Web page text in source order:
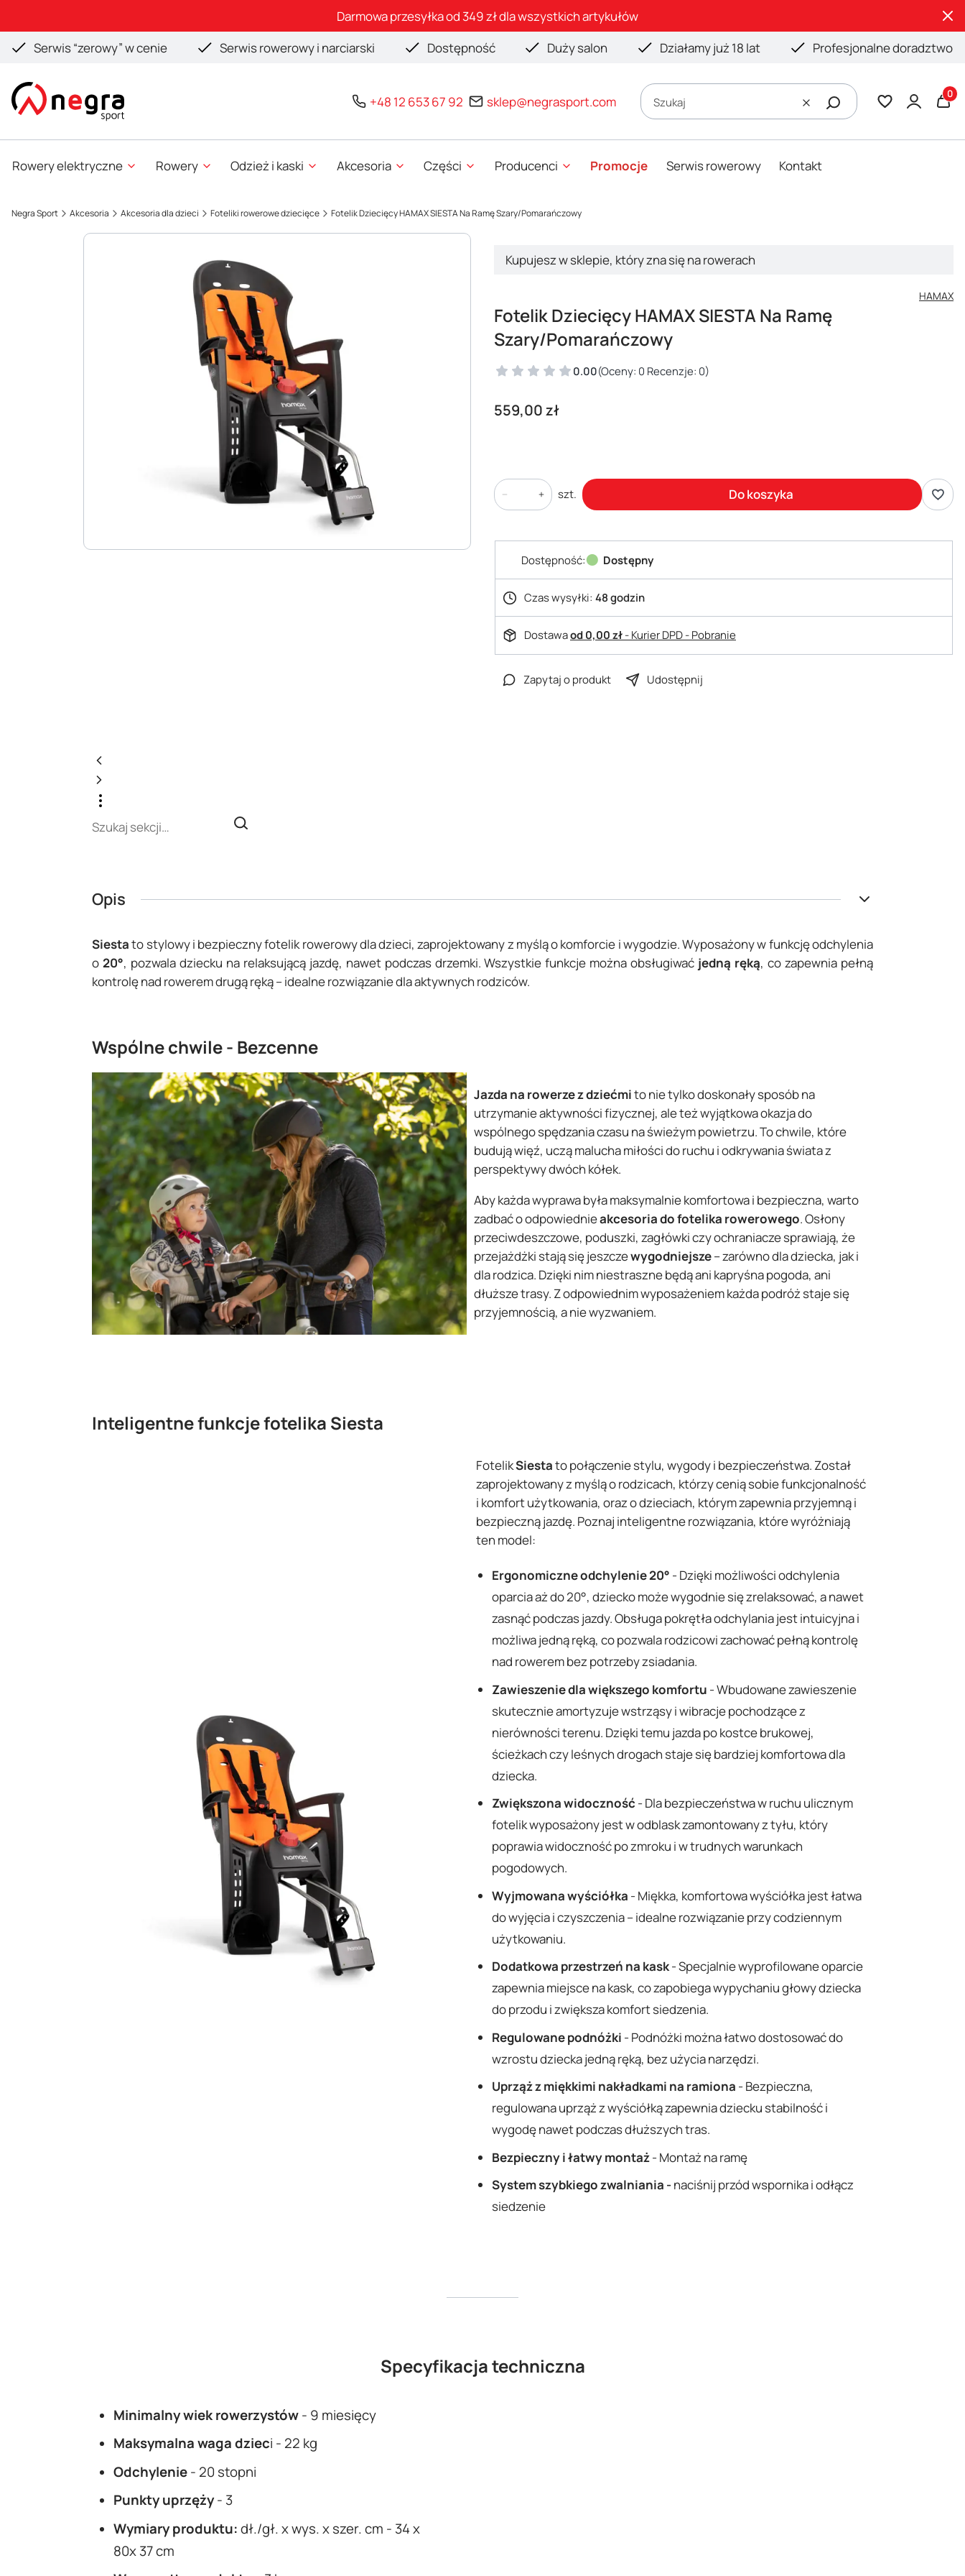
Darmowa przesyłka od 349 zł dla wszystkich artykułów
Serwis “zerowy” w cenie
Serwis rowerowy i narciarski Dostępność Duży salon Działamy już 18 lat Profesjonalne doradztwo
+48 12 653 67 92 sklep@negrasport.com WyczyśćSzukaj
Rowery elektryczne Rowery Odzież i kaski Akcesoria Części Producenci Promocje Serwis rowerowy Kontakt
Negra Sport Akcesoria Akcesoria dla dzieci Foteliki rowerowe dziecięce Fotelik Dziecięcy HAMAX SIESTA Na Ramę Szary/Pomarańczowy
Kupujesz w sklepie, który zna się na rowerach
HAMAX
Fotelik Dziecięcy HAMAX SIESTA Na Ramę
Szary/Pomarańczowy
0.00(Oceny: 0 Recenzje: 0)
Cena
559,00 zł
szt. Do koszyka
Dostępność: Dostępny
Czas wysyłki: 48 godzin
Dostawaod 0,00 zł- Kurier DPD - Pobranie
Zapytaj o produkt Udostępnij
Opis
Siestato stylowy i bezpieczny fotelik rowerowy dla dzieci, zaprojektowany z myślą o komforcie i wygodzie. Wyposażony w funkcję odchylenia
o 20°, pozwala dziecku na relaksującą jazdę, nawet podczas drzemki. Wszystkie funkcje można obsługiwać jedną ręką, co zapewnia pełną
kontrolę nad rowerem drugą ręką – idealne rozwiązanie dla aktywnych rodziców.
Wspólne chwile - Bezcenne
Jazda na rowerze z dziećmito nie tylko doskonały sposób na
utrzymanie aktywności fizycznej, ale też wyjątkowa okazja do
wspólnego spędzania czasu na świeżym powietrzu. To chwile, które
budują więź, uczą malucha miłości do ruchu i odkrywania świata z
perspektywy dwóch kółek.
Aby każda wyprawa była maksymalnie komfortowa i bezpieczna, warto
zadbać o odpowiednieakcesoria do fotelika rowerowego. Osłony
przeciwdeszczowe, poduszki, zagłówki czy ochraniacze sprawiają, że
przejażdżki stają się jeszczewygodniejsze– zarówno dla dziecka, jak i
dla rodzica. Dzięki nim niestraszne będą ani kapryśna pogoda, ani
dłuższe trasy. Z odpowiednim wyposażeniem każda podróż staje się
przyjemnością, a nie wyzwaniem.
Inteligentne funkcje fotelika Siesta
FotelikSiestato połączenie stylu, wygody i bezpieczeństwa. Został
zaprojektowany z myślą o rodzicach, którzy cenią sobie funkcjonalność
i komfort użytkowania, oraz o dzieciach, którym zapewnia przyjemną i
bezpieczną jazdę. Poznaj inteligentne rozwiązania, które wyróżniają
ten model:
Ergonomiczne odchylenie 20° - Dzięki możliwości odchylenia
oparcia aż do 20°, dziecko może wygodnie się zrelaksować, a nawet
zasnąć podczas jazdy. Obsługa pokrętła odchylania jest intuicyjna i
możliwa jedną ręką, co pozwala rodzicowi zachować pełną kontrolę
nad rowerem bez potrzeby zsiadania.
Zawieszenie dla większego komfortu - Wbudowane zawieszenie
skutecznie amortyzuje wstrząsy i wibracje pochodzące z
nierówności terenu. Dzięki temu jazda po kostce brukowej,
ścieżkach czy leśnych drogach staje się bardziej komfortowa dla
dziecka.
Zwiększona widoczność - Dla bezpieczeństwa w ruchu ulicznym
fotelik wyposażony jest w odblask zamontowany z tyłu, który
poprawia widoczność po zmroku i w trudnych warunkach
pogodowych.
Wyjmowana wyściółka - Miękka, komfortowa wyściółka jest łatwa
do wyjęcia i czyszczenia – idealne rozwiązanie przy codziennym
użytkowaniu.
Dodatkowa przestrzeń na kask- Specjalnie wyprofilowane oparcie
zapewnia miejsce na kask, co zapobiega wypychaniu głowy dziecka
do przodu i zwiększa komfort siedzenia.
Regulowane podnóżki - Podnóżki można łatwo dostosować do
wzrostu dziecka jedną ręką, bez użycia narzędzi.
Uprząż z miękkimi nakładkami na ramiona - Bezpieczna,
regulowana uprząż z wyściółką zapewnia dziecku stabilność i
wygodę nawet podczas dłuższych tras.
Bezpieczny i łatwy montaż- Montaż na ramę
System szybkiego zwalniania -naciśnij przód wspornika i odłącz
siedzenie
Specyfikacja techniczna
Minimalny wiek rowerzystów- 9 miesięcy
Maksymalna waga dzieci - 22 kg
Odchylenie- 20 stopni
Punkty uprzęży- 3
Wymiary produktu:dł./gł. x wys. x szer. cm - 34 x
80x 37 cm